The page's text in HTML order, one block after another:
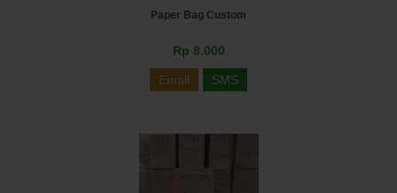
Paper Bag Custom
Rp 8.000
Email SMS